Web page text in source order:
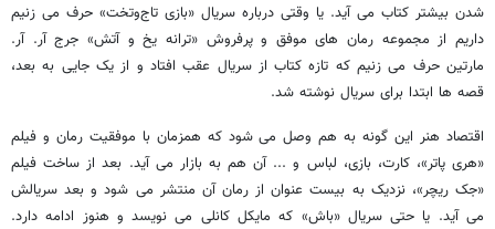
شدن بیشتر کتاب می آید. یا وقتی درباره سریال «بازی تاج‌وتخت» حرف می زنیم
داریم از مجموعه رمان های موفق و پرفروش «ترانه یخ و آتش» جرج آر. آر.
مارتین حرف می زنیم که تازه کتاب از سریال عقب افتاد و از یک جایی به بعد،
قصه ها ابتدا برای سریال نوشته شد.
اقتصاد هنر این گونه به هم وصل می شود که همزمان با موفقیت رمان و فیلم
«هری پاتر»، کارت، بازی، لباس و ... آن هم به بازار می آید. بعد از ساخت فیلم
«جک ریچر»، نزدیک به بیست عنوان از رمان آن منتشر می شود و بعد سریالش
می آید. یا حتی سریال «باش» که مایکل کانلی می نویسد و هنوز ادامه دارد.